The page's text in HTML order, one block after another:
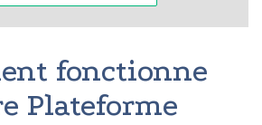
fonctionne
Plateforme